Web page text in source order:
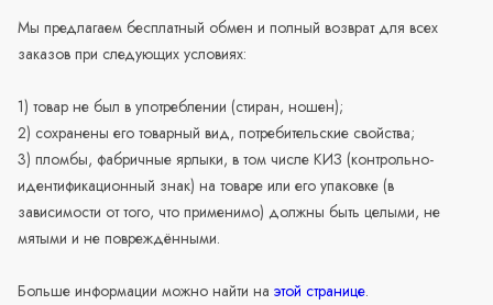
Мы предлагаем бесплатный обмен и полный возврат для всех
заказов при следующих условиях:
1) товар не был в употреблении (стиран, ношен);
2) сохранены его товарный вид, потребительские свойства;
3) пломбы, фабричные ярлыки, в том числе КИЗ (контрольно-
идентификационный знак) на товаре или его упаковке (в
зависимости от того, что применимо) должны быть целыми, не
мятыми и не повреждёнными.
Больше информации можно найти на этой странице.